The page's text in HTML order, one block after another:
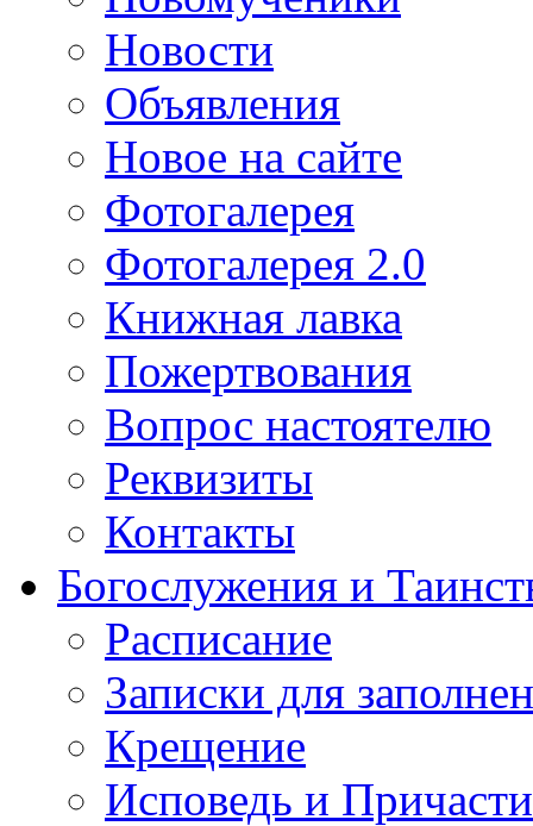
Новости
Объявления
Новое на сайте
Фотогалерея
Фотогалерея 2.0
Книжная лавка
Пожертвования
Вопрос настоятелю
Реквизиты
Контакты
Богослужения и
Расписание
Записки для
Крещение
Исповедь и